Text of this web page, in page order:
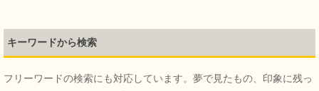
キーワードから検索
フリーワードの検索にも対応しています。夢で見たもの、印象に残っ